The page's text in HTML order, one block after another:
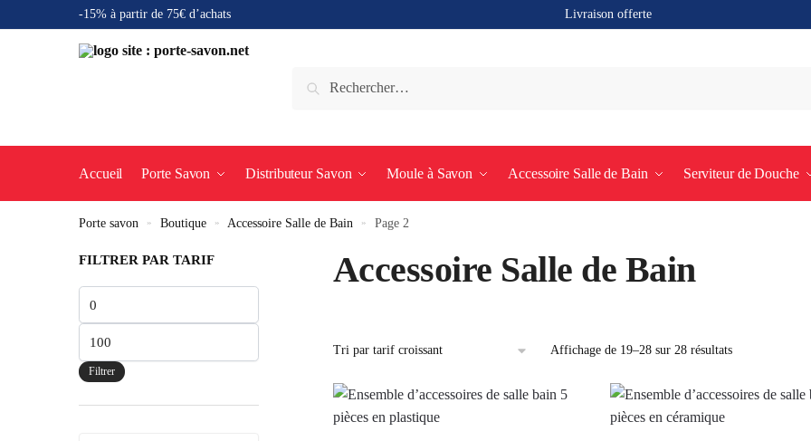
-15% à partir de 75€ d’achats Livraison offerte
Accueil Porte Savon Distributeur Savon Moule à Savon Accessoire Salle de Bain Serviteur de Douche
Porte savon » Boutique » Accessoire Salle de Bain » Page 2
Accessoire Salle de Bain
Affichage de 19–28 sur 28 résultats
FILTRER PAR TARIF
Filtrer